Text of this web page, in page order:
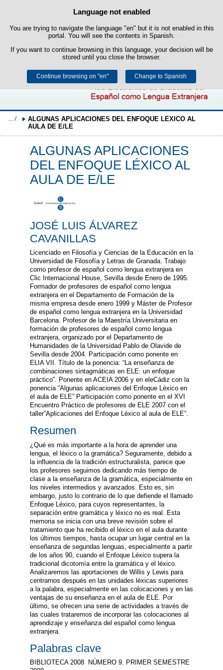
Cookie Policy
This website uses its own cookies to facilitate browsing and third-party
cookies to obtain usage and satisfaction statistics.
You can get more information in the "Cookies" section of ourlegal
notice.
Accept Reject
Language not enabled
You are trying to navigate the language "en" but it is not enabled in this
portal. You will see the contents in Spanish.
If you want to continue browsing in this language, your decision will be
stored until you close the browser.
Continue browsing on "en" Change to Spanish
Skip to content
ALGUNAS APLICACIONES DEL ENFOQUE LÉXICO AL
AULA DE E/LE
ALGUNAS APLICACIONES
DEL ENFOQUE LÉXICO AL
AULA DE E/LE
JOSÉ LUIS ÁLVAREZ
CAVANILLAS
Licenciado en Filosofía y Ciencias de la Educación en la
Universidad de Filosofía y Letras de Granada. Trabajo
como profesor de español como lengua extranjera en
Clic Internacional House, Sevilla desde Enero de 1995.
Formador de profesores de español como lengua
extranjera en el Departamento de Formación de la
misma empresa desde enero 1999 y Máster de Profesor
de español como lengua extranjera en la Universidad
Barcelona. Profesor de la Maestría Universitaria en
formación de profesores de español como lengua
extranjera, organizado por el Departamento de
Humanidades de la Universidad Pablo de Olavide de
Sevilla desde 2004. Participación como ponente en
ELIA VII. Título de la ponencia: “La enseñanza de
combinaciones sintagmáticas en ELE: un enfoque
práctico”. Ponente en ACEIA 2006 y en eleCádiz con la
ponencia “Algunas aplicaciones del Enfoque Léxico en
el aula de ELE” Participación como ponente en el XVI
Encuentro Práctico de profesores de ELE 2007 con el
taller”Aplicaciones del Enfoque Léxico al aula de ELE”.
Resumen
¿Qué es más importante a la hora de aprender una
lengua, el léxico o la gramática? Seguramente, debido a
la influencia de la tradición estructuralista, parece que
los profesores seguimos dedicando más tiempo de
clase a la enseñanza de la gramática, especialmente en
los niveles intermedios y avanzados. Esto es, sin
embargo, justo lo contrario de lo que defiende el llamado
Enfoque Léxico, para cuyos representantes, la
separación entre gramática y léxico no es real. Esta
memoria se inicia con una breve revisión sobre el
tratamiento que ha recibido el léxico en el aula durante
los últimos tiempos, hasta ocupar un lugar central en la
enseñanza de segundas lenguas, especialmente a partir
de los años 90, cuando el Enfoque Léxico supera la
tradicional dicotomía entre la gramática y el léxico.
Analizaremos las aportaciones de Willis y Lewis para
centrarnos después en las unidades léxicas superiores
a la palabra, especialmente en las colocaciones y en las
ventajas de su enseñanza en el aula de ELE. Por
último, se ofrecen una serie de actividades a través de
las cuales trataremos de incorporar las colocaciones al
aprendizaje y enseñanza del español como lengua
extranjera.
Palabras clave
BIBLIOTECA 2008  NÚMERO 9. PRIMER SEMESTRE